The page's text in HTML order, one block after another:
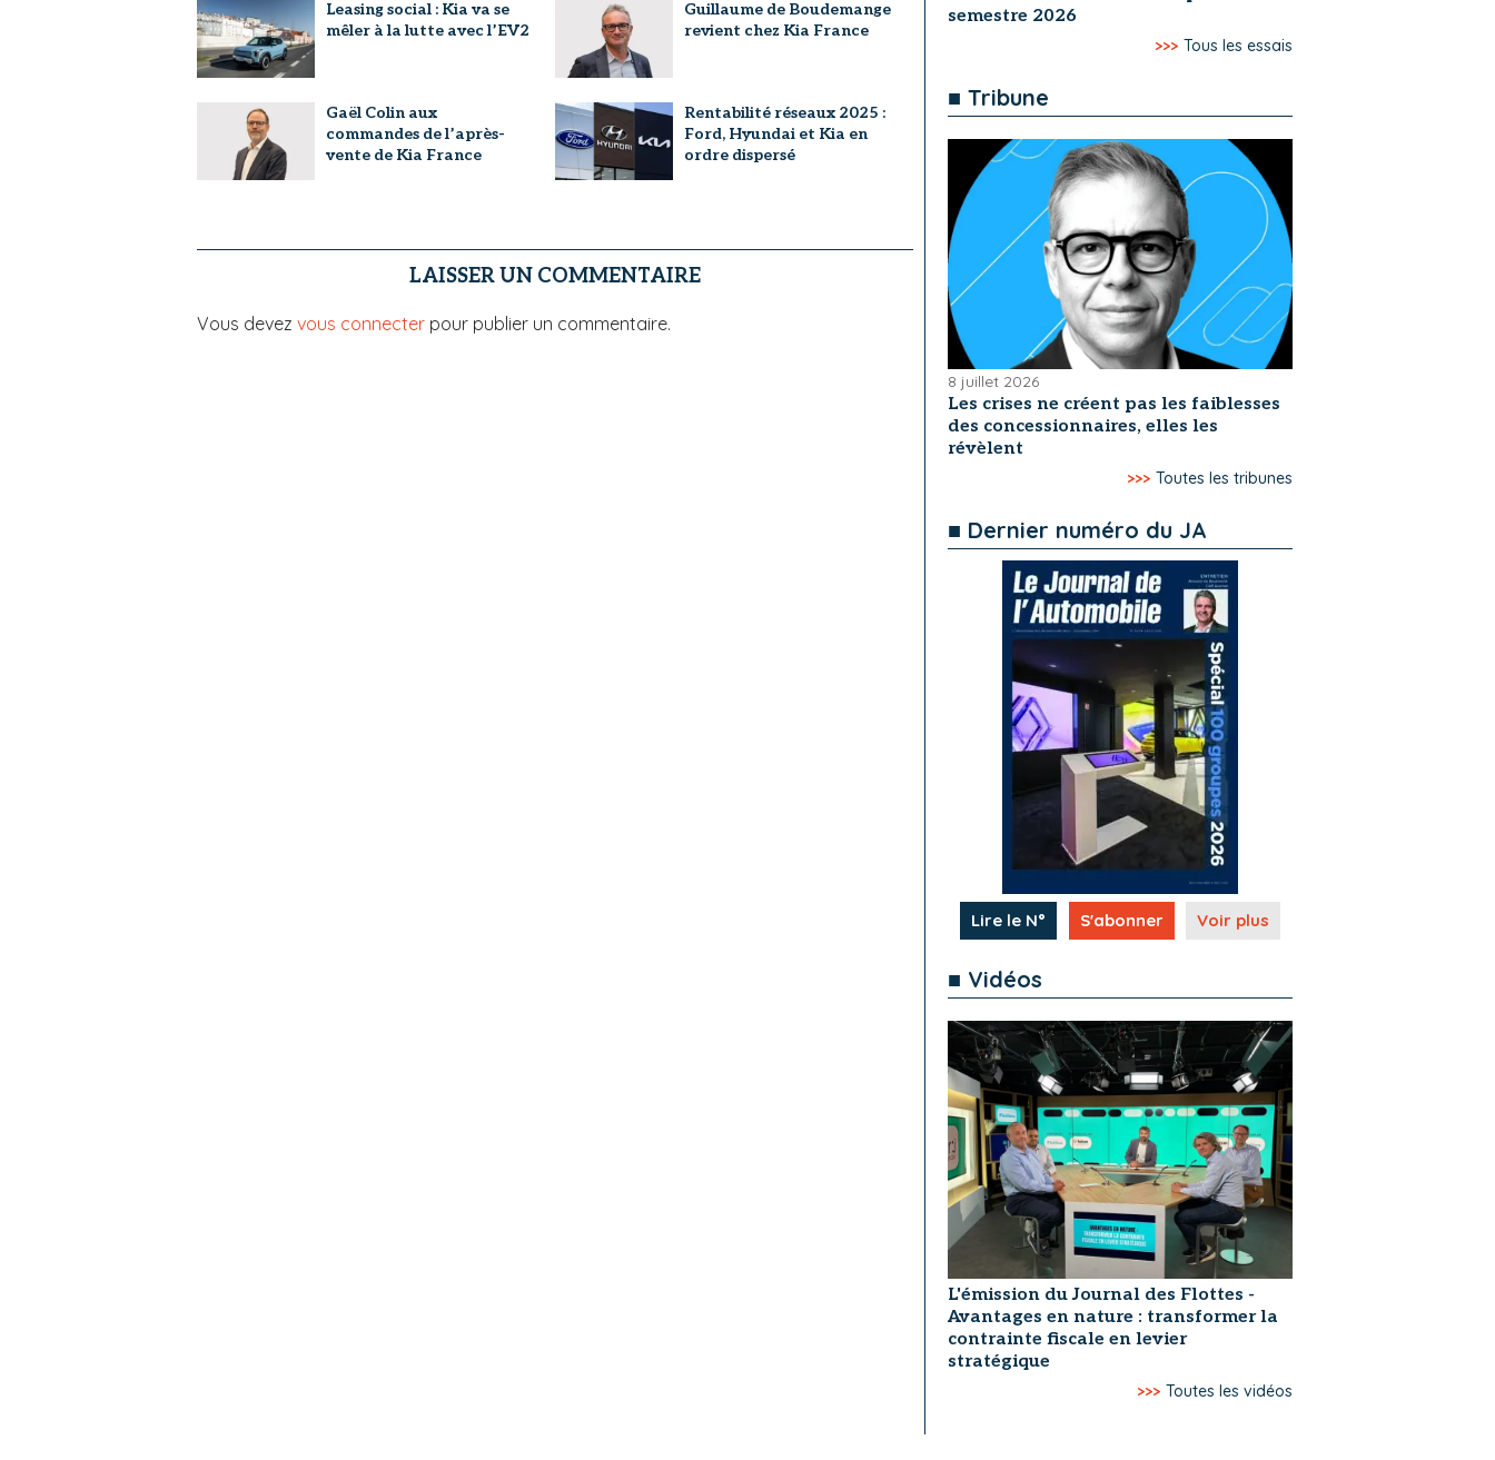
Leasing social : Kia va se
mêler à la lutte avec l’EV2
Guillaume de Boudemange
revient chez Kia France
Gaël Colin aux
commandes de l’après-
vente de Kia France
Rentabilité réseaux 2025 :
Ford, Hyundai et Kia en
ordre dispersé
LAISSER UN COMMENTAIRE
Vous devez vous connecter pour publier un commentaire.
semestre 2026
>>> Tous les essais
■ Tribune
8 juillet 2026
Les crises ne créent pas les faiblesses
des concessionnaires, elles les
révèlent
>>> Toutes les tribunes
■ Dernier numéro du JA
Lire le N° S'abonner Voir plus
■ Vidéos
L'émission du Journal des Flottes -
Avantages en nature : transformer la
contrainte fiscale en levier
stratégique
>>> Toutes les vidéos